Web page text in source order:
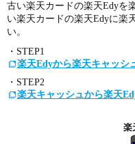
古い楽天カードの楽天Edyを
い楽天カードの楽天Edyに楽
い。
・STEP1
楽天Edyから楽天キャッシ
・STEP2
楽天キャッシュから楽天
楽